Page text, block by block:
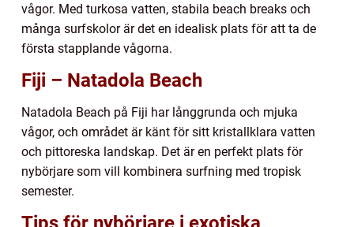
vågor. Med turkosa vatten, stabila beach breaks och
många surfskolor är det en idealisk plats för att ta de
första stapplande vågorna.
Fiji – Natadola Beach
Natadola Beach på Fiji har långgrunda och mjuka
vågor, och området är känt för sitt kristallklara vatten
och pittoreska landskap. Det är en perfekt plats för
nybörjare som vill kombinera surfning med tropisk
semester.